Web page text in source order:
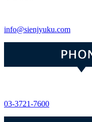
info@sienjyuku.com
03-3721-7600